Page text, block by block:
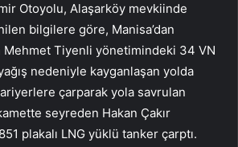
Otoyolu, Alaşarköy mevkiinde
bilgilere göre, Manisa’dan
Mehmet Tiyenli yönetimindeki 34 VN
nedeniyle kayganlaşan yolda
çarparak yola savrulan
seyreden Hakan Çakır
plakalı LNG yüklü tanker çarptı.